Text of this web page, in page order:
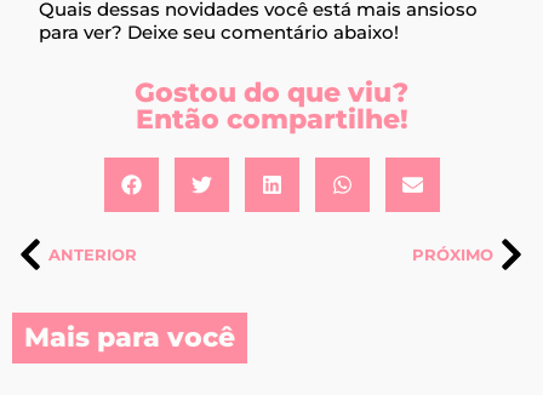
Quais dessas novidades você está mais ansioso
para ver? Deixe seu comentário abaixo!
Gostou do que viu?
Então compartilhe!
ANTERIOR PRÓXIMO
Mais para você